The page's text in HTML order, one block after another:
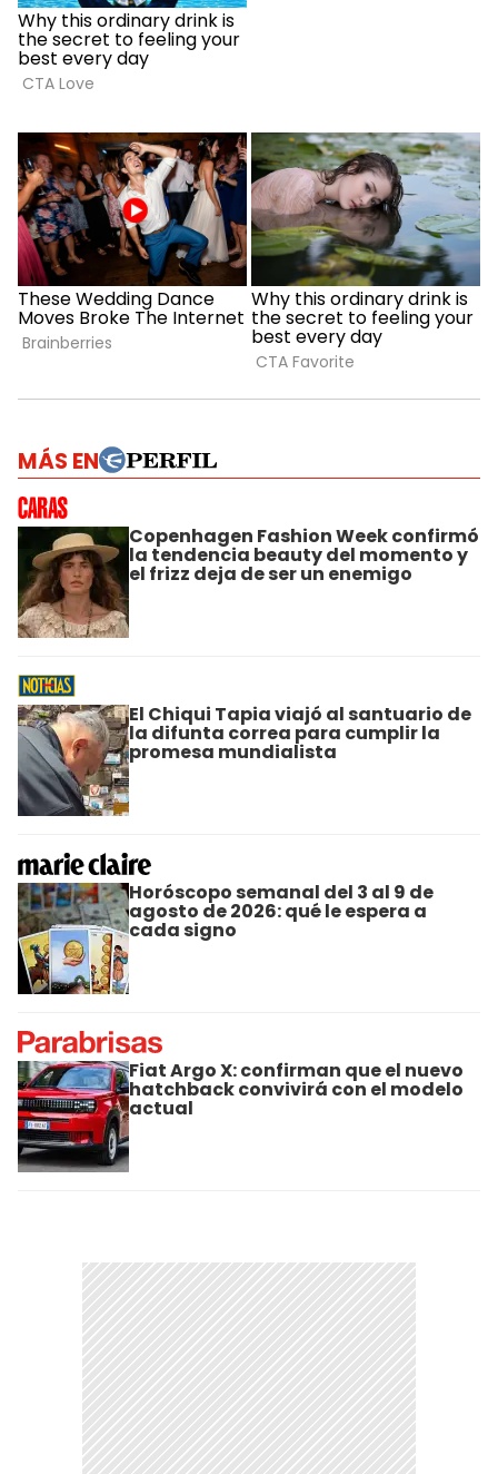
MÁS EN
Copenhagen Fashion Week confirmó
la tendencia beauty del momento y
el frizz deja de ser un enemigo
El Chiqui Tapia viajó al santuario de
la difunta correa para cumplir la
promesa mundialista
Horóscopo semanal del 3 al 9 de
agosto de 2026: qué le espera a
cada signo
Fiat Argo X: confirman que el nuevo
hatchback convivirá con el modelo
actual